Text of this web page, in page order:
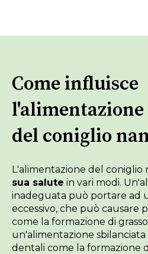
Come influisce
del coniglio
L'alimentazione del coniglio
sua salute in vari modi.
inadeguata può portare ad
eccessivo, che può causare
come la formazione di
un'alimentazione
dentali come la formazione